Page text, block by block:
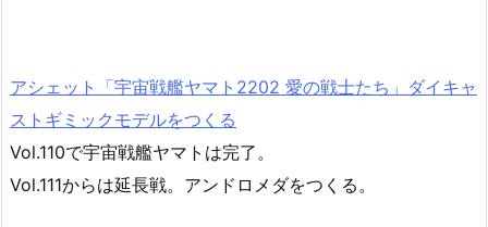
アシェット「宇宙戦艦ヤマト2202 愛の戦士たち」ダイキャ
ストギミックモデルをつくる
Vol.110で宇宙戦艦ヤマトは完了。
Vol.111からは延長戦。アンドロメダをつくる。